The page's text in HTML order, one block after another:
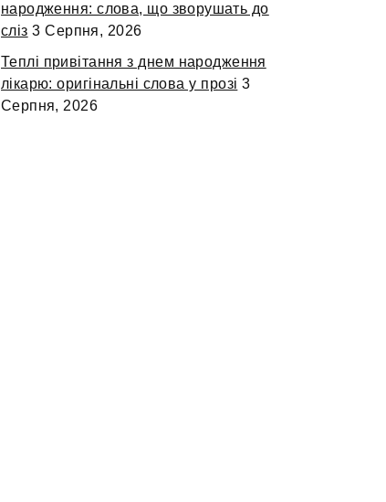
народження: слова, що зворушать до
сліз 3 Серпня, 2026
Теплі привітання з днем народження
лікарю: оригінальні слова у прозі 3
Серпня, 2026